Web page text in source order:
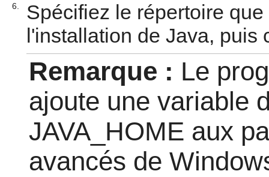
6.
Spécifiez le répertoire
l'installation de Java, puis
Remarque : Le
ajoute une variable
JAVA_HOME aux
avancés de